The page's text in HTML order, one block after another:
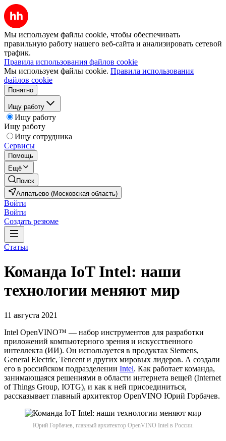
Мы используем файлы cookie, чтобы обеспечивать
правильную работу нашего веб-сайта и анализировать сетевой
трафик.
Правила использования файлов cookie
Мы используем файлы cookie. Правила использования
файлов cookie
Понятно
Ищу работу
Ищу работу
Ищу работу
Ищу сотрудника
Сервисы
Помощь
Ещё
Поиск
Алпатьево (Московская область)
Войти
Войти
Создать резюме
Статьи
Команда IoT Intel: наши
технологии меняют мир
11 августа 2021
Intel OpenVINO™ — набор инструментов для разработки
приложений компьютерного зрения и искусственного
интеллекта (ИИ). Он используется в продуктах Siemens,
General Electric, Tencent и других мировых лидеров. А создали
его в российском подразделении Intel. Как работает команда,
занимающаяся решениями в области интернета вещей (Internet
of Things Group, IOTG), и как к ней присоединиться,
рассказывает главный архитектор OpenVINO Юрий Горбачев.
Юрий Горбачев, главный архитектор OpenVINO Intel в России.